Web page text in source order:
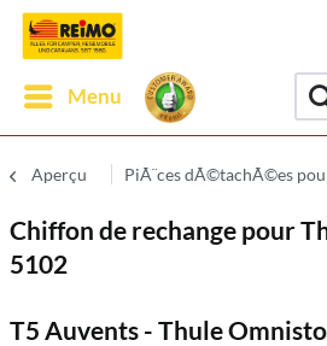
Menu
Aperçu PiÃ¨ces dÃ©tachÃ©es
Chiffon de rechange pour
5102
T5 Auvents - Thule